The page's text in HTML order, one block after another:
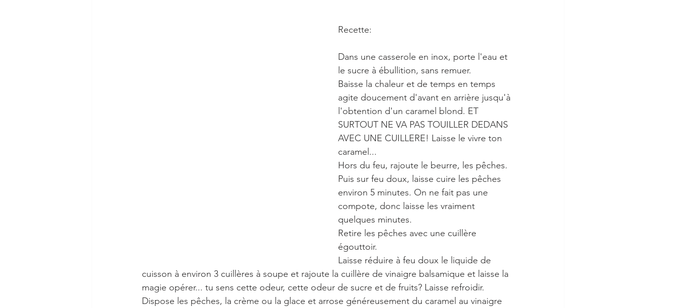
Recette:
Dans une casserole en inox, porte l'eau et
le sucre à ébullition, sans remuer.
Baisse la chaleur et de temps en temps
agite doucement d'avant en arrière jusqu'à
l'obtention d'un caramel blond. ET
SURTOUT NE VA PAS TOUILLER DEDANS
AVEC UNE CUILLERE! Laisse le vivre ton
caramel...
Hors du feu, rajoute le beurre, les pêches.
Puis sur feu doux, laisse cuire les pêches
environ 5 minutes. On ne fait pas une
compote, donc laisse les vraiment
quelques minutes.
Retire les pêches avec une cuillère
égouttoir.
Laisse réduire à feu doux le liquide de
cuisson à environ 3 cuillères à soupe et rajoute la cuillère de vinaigre balsamique et laisse la
magie opérer... tu sens cette odeur, cette odeur de sucre et de fruits? Laisse refroidir.
Dispose les pêches, la crème ou la glace et arrose généreusement du caramel au vinaigre